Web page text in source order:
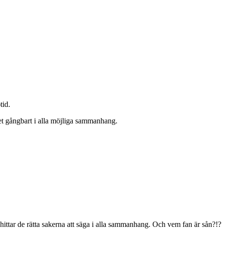
i alla möjliga sammanhang.
de rätta sakerna att säga i alla sammanhang. Och vem fan är sån?!?